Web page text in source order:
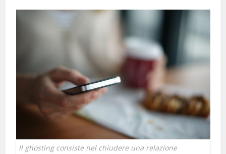
Il ghosting consiste nel chiudere una relazione